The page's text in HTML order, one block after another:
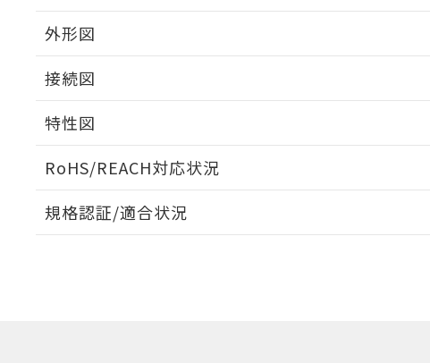
外形図
接続図
特性図
RoHS/REACH対応状況
EU RoHS 注意事項・凡例
規格認証/適合状況